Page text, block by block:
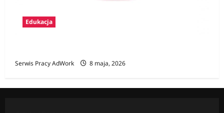
Edukacja
Serwis Pracy AdWork 8 maja, 2026